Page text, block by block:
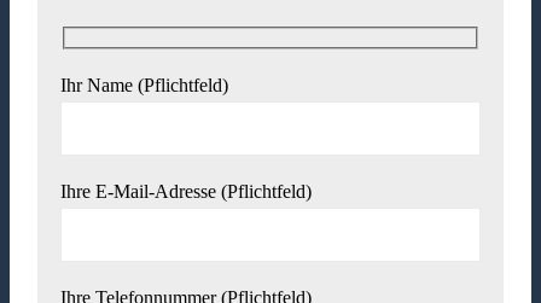
Ihr Name (Pflichtfeld)
Ihre E-Mail-Adresse (Pflichtfeld)
Ihre Telefonnummer (Pflichtfeld)